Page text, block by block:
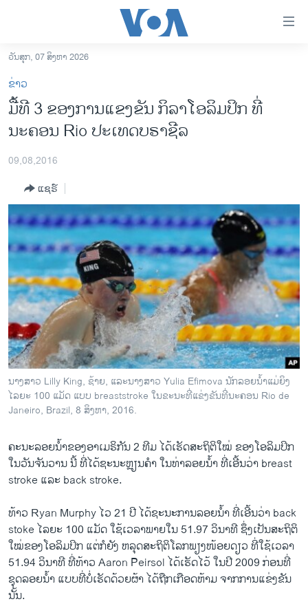
ເຂົ້າ
ຫາ
ຂ້າມ
ຂ້າມ
ຂ້າມ
ຫາ
ລາວ
ຂ່າວ​ຈີນ
ໂລກ
ເອເຊຍ
ອິດສະຫຼະພາບດ້ານການຂ່າວ
ຊີວິດຊາວລາວ
ຊຸມຊົນຊາວລາວ
ວິທະຍາສາດ-ເທັກໂນໂລຈີ
ທຸລະກິດ
ພາສາອັງກິດ
ວີດີໂອ
ສຽງ
ລາຍການກະຈາຍສຽງ
ລາຍງານ
ຕິດຕາມພວກເຮົາ ທີ່
ພາສາຕ່າງໆ
ວັນສຸກ, 07 ສິງຫາ 2026
ຂ່າວ
ມື້ທີ 3 ຂອງການແຂງຂັນ ກິລາໂອລິມປິກ ທີ່
ນະຄອນ Rio ປະເທດບຣາຊີລ
09,08,2016
ແຊຣ໌
ນາງສາວ Lilly King, ຊ້າຍ, ແລະນາງສາວ Yulia Efimova ນັກລອຍນ້ຳແມ່ຍິງ
ໄລຍະ 100 ແມັດ ແບບ breaststroke ໃນຂະນະທີ່ແຂ່ງຂັນທີ່ນະຄອນ Rio de
Janeiro, Brazil, 8 ສິງຫາ, 2016.
ຄະນະລອຍນ້ຳຂອງອາເມຣິກັນ 2 ທີມ ໄດ້ເຮັດສະຖິຕິໃໝ່ ຂອງໂອລິມປິກ
ໃນວັນຈັນວານ ນີ້ ທີ່ໄດ້ຊະນະຫຼຽນຄຳ ໃນທ່າລອຍນ້ຳ ທີ່ເອີ້ນວ່າ breast
stroke ແລະ back stroke.
ທ້າວ Ryan Murphy ໄວ 21 ປີ ໄດ້ຊະນະການລອຍນ້ຳ ທີ່​ເອີ້ນວ່າ back
stoke ໄລຍະ 100 ແມັດ ໃຊ້ເວລາພາຍໃນ 51.97 ວິນາທີ ຊຶ່ງເປັນສະຖິຕິ
ໃໝ່ຂອງໂອລິມປິກ ແຕ່ກໍ​ຍັງ ຫລຸດສະຖິຕິໂລກພຽງໜ້ອຍດຽວ ທີ່​ໃຊ້​ເວລາ
51.94 ວິນາທີ ທີ່ທ້າວ Aaron Peirsol ໄດ້ເຮັດໄວ້ ໃນປີ 2009 ກ່ອນທີ່
ຊຸດລອຍນ້ຳ ແບບທີ່ບໍ່ເຮັດດ້ວຍຜ້າ ​ໄດ້ຖືກ​ເກືອດຫ້າມ ຈາກການແຂ່ງຂັນ
ນັ້ນ.